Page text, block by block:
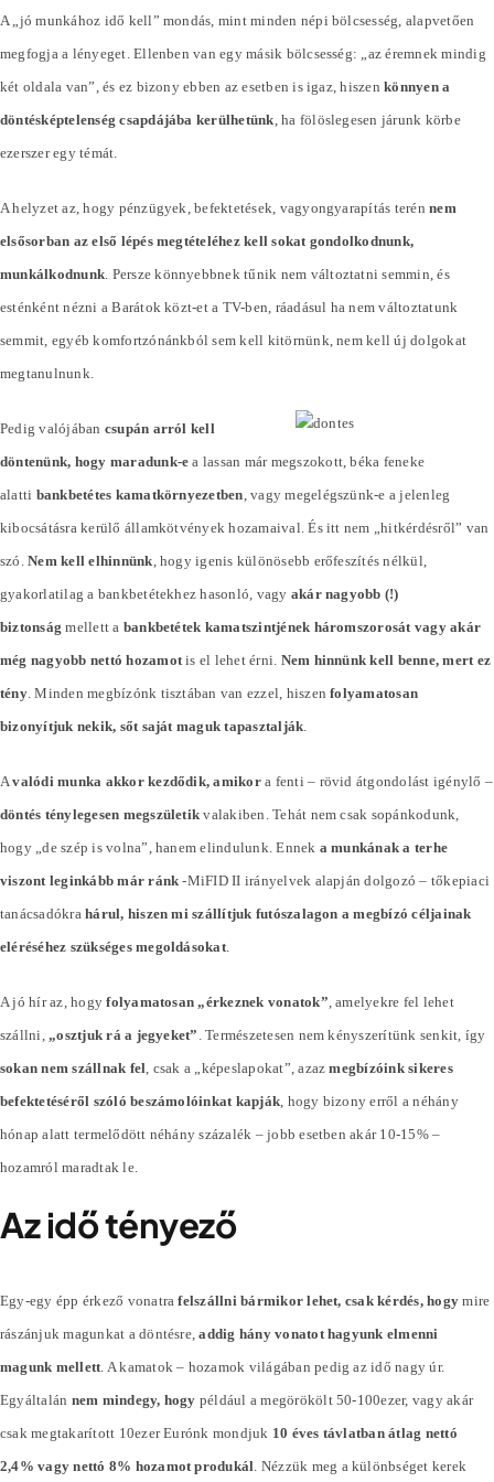
A „jó munkához idő kell” mondás, mint minden népi bölcsesség, alapvetően
megfogja a lényeget. Ellenben van egy másik bölcsesség: „az éremnek mindig
két oldala van”, és ez bizony ebben az esetben is igaz, hiszenkönnyen a
döntésképtelenség csapdájába kerülhetünk , ha fölöslegesen járunk körbe
ezerszer egy témát.
A helyzet az, hogy pénzügyek, befektetések, vagyongyarapítás terénnem
elsősorban az első lépés megtételéhez kell sokat gondolkodnunk,
munkálkodnunk . Persze könnyebbnek tűnik nem változtatni semmin, és
esténként nézni a Barátok közt-et a TV-ben, ráadásul ha nem változtatunk
semmit, egyéb komfortzónánkból sem kell kitörnünk, nem kell új dolgokat
megtanulnunk.
Pedig valójában csupán arról kell
döntenünk, hogy maradunk-e a lassan már megszokott, béka feneke
alatti bankbetétes kamatkörnyezetben , vagy megelégszünk-e a jelenleg
kibocsátásra kerülő államkötvények hozamaival. És itt nem „hitkérdésről” van
szó.Nem kell elhinnünk , hogy igenis különösebb erőfeszítés nélkül,
gyakorlatilag a bankbetétekhez hasonló, vagy akár nagyobb (!)
biztonság mellett a bankbetétek kamatszintjének háromszorosát vagy akár
még nagyobb nettó hozamotis el lehet érni. Nem hinnünk kell benne, mert ez
tény. Minden megbízónk tisztában van ezzel, hiszenfolyamatosan
bizonyítjuk nekik, sőt saját maguk tapasztalják
Avalódi munka akkor kezdődik, amikora fenti – rövid átgondolást igénylő –
döntés ténylegesen megszületik valakiben. Tehát nem csak sopánkodunk,
hogy „de szép is volna”, hanem elindulunk. Ennek a munkának a terhe
viszont leginkább már ránk -MiFID II irányelvek alapján dolgozó – tőkepiaci
tanácsadókrahárul, hiszen mi szállítjuk futószalagon a megbízó céljainak
eléréséhez szükséges megoldásokat.
A jó hír az, hogyfolyamatosan „érkeznek vonatok” , amelyekre fel lehet
szállni,„osztjuk rá a jegyeket” . Természetesen nem kényszerítünk senkit, így
sokan nem szállnak fel , csak a „képeslapokat”, azazmegbízóink sikeres
befektetéséről szóló beszámolóinkat kapják , hogy bizony erről a néhány
hónap alatt termelődött néhányszázalék – jobb esetben akár 10-15% –
hozamról maradtak le.
Az idő tényező
Egy-egy épp érkező vonatrafelszállni bármikor lehet, csak kérdés, hogy mire
rászánjuk magunkat a döntésre,addig hány vonatot hagyunk elmenni
magunk mellett. A kamatok – hozamok világában pedig az idő nagy úr.
Egyáltalán nem mindegy, hogy például a megörökölt 50-100ezer, vagy akár
csak megtakarított 10ezer Eurónk mondjuk 10 éves távlatban átlag nettó
2,4% vagy nettó 8% hozamot produkál. Nézzük meg a különbséget kerek